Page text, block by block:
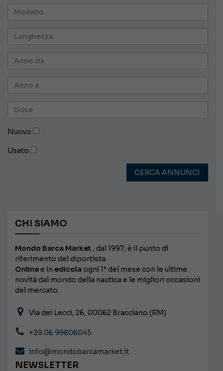
Nuovo
Usato
CERCA ANNUNCI
CHI SIAMO
Mondo Barca Market , dal 1997, è il punto di
riferimento del diportista.
Online e in edicola ogni 1° del mese con le ultime
novità dal mondo della nautica e le migliori occasioni
del mercato.
Via dei Lecci, 26, 00062 Bracciano (RM)
+39 06 99806045
info@mondobarcamarket.it
NEWSLETTER